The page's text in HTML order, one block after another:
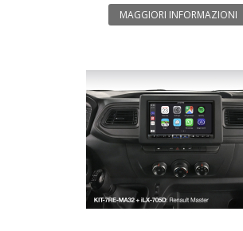
MAGGIORI INFORMAZIONI